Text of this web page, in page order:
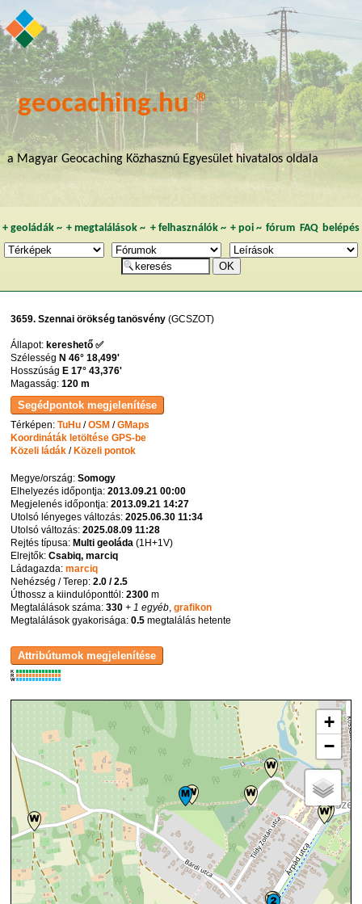
geocaching.hu ®
a Magyar Geocaching Közhasznú Egyesület hivatalos oldala
+ geoládák~ +megtalálások ~ + felhasználók~ + poi~ fórum FAQ belépés
3659. Szennai örökség tanösvény (GCSZOT)
Állapot: kereshető ✅
Szélesség N 46° 18,499'
Hosszúság E 17° 43,376'
Magasság:120 m
Térképen:TuHu /OSM /GMaps
Koordináták letöltése GPS-be
Közeli ládák / Közeli pontok
Megye/ország:Somogy
Elhelyezés időpontja:2013.09.21 00:00
Megjelenés időpontja:2013.09.21 14:27
Utolsó lényeges változás:2025.06.30 11:34
Utolsó változás:2025.08.09 11:28
Rejtés típusa: Multi geoláda (1H+1V)
Elrejtők:Csabiq, marciq
Ládagazda:marciq
Nehézség / Terep:2.0 / 2.5
Úthossz a kiindulóponttól:2300 m
Megtalálások száma:330 + 1 egyéb,grafikon
Megtalálások gyakorisága:0.5 megtalálás hetente
K
R
W
+
−